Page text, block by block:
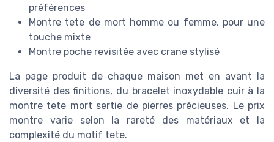
préférences
Montre tete de mort homme ou femme, pour une
touche mixte
Montre poche revisitée avec crane stylisé
La page produit de chaque maison met en avant la
diversité des finitions, du bracelet inoxydable cuir à la
montre tete mort sertie de pierres précieuses. Le prix
montre varie selon la rareté des matériaux et la
complexité du motif tete.